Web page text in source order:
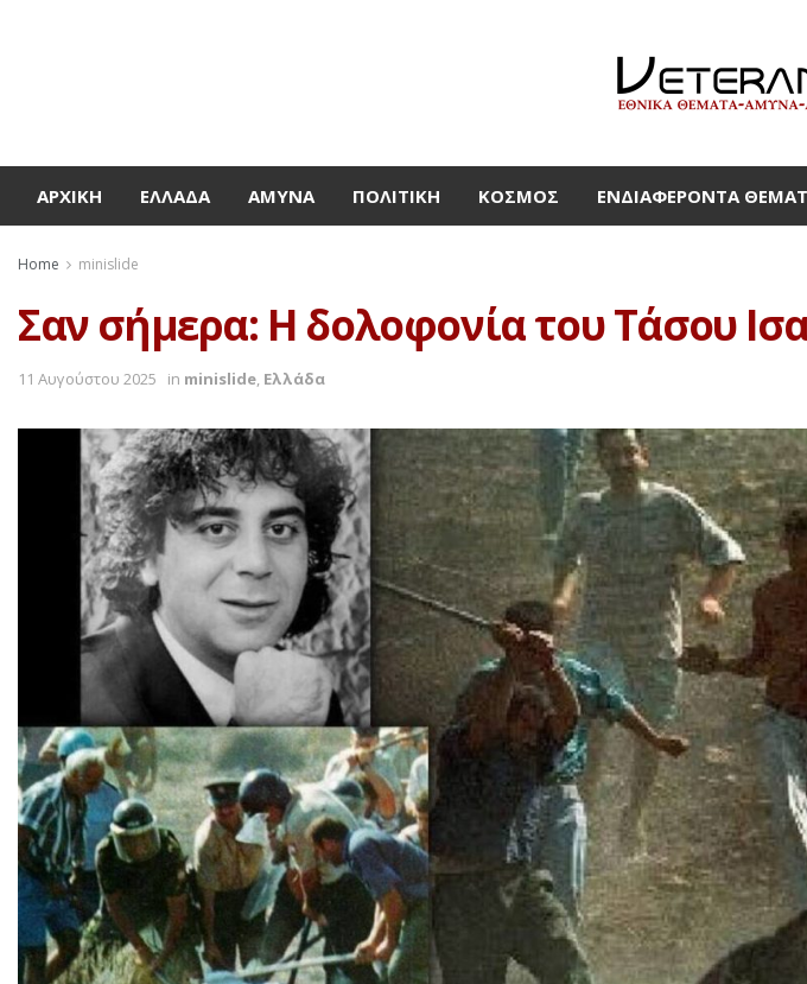
ΑΡΧΙΚΉ ΕΛΛΆΔΑ ΆΜΥΝΑ ΠΟΛΙΤΙΚΉ ΚΌΣΜΟΣ ΕΝΔΙΑΦΈΡΟΝΤΑ
Home minislide
Σαν σήμερα: Η δολοφονία του Τάσου
11 Αυγούστου 2025 in minislide, Ελλάδα